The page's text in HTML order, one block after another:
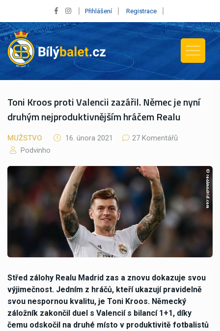
Přihlášení Registrace
Toni Kroos proti Valencii zazářil. Němec je nyní
druhým nejproduktivnějším hráčem Realu
MUŽSTVO 16. února 2021
27 Komentářů
Podvinho
Střed zálohy Realu Madrid zas a znovu dokazuje svou
výjimečnost. Jedním z hráčů, kteří ukazují pravidelně
svou nespornou kvalitu, je Toni Kroos. Německý
záložník zakončil duel s Valencií s bilancí 1+1, díky
čemu odskočil na druhé místo v produktivitě fotbalistů